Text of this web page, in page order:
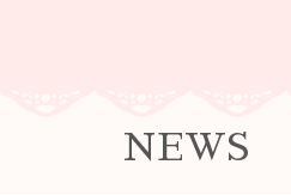
NEWS